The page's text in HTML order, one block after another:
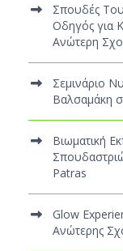
Σπουδές
Οδηγός για
Ανώτερη
Σεμινάριο
Βαλσαμάκη
Βιωματική
Patras
Glow
Ανώτερης